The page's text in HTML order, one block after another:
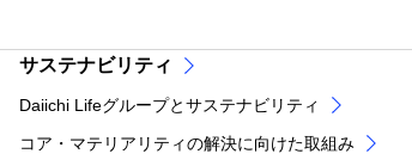
サステナビリティ
Daiichi Lifeグループとサステナビリティ
コア・マテリアリティの解決に向けた取組み